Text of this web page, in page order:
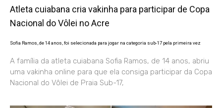
Atleta cuiabana cria vakinha para participar de Copa
Nacional do Vôlei no Acre
Sofia Ramos, de 14 anos, foi selecionada para jogar na categoria sub-17 pela primeira vez
A família da atleta cuiabana Sofia Ramos, de 14 anos, abriu
uma vakinha online para que ela consiga participar da Copa
Nacional do Vôlei de Praia Sub-17,